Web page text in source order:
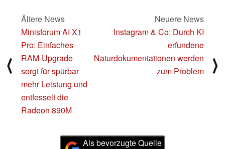
⟨
Ältere News
Minisforum AI X1
Pro: Einfaches
RAM-Upgrade
sorgt für spürbar
mehr Leistung und
entfesselt die
Radeon 890M
Neuere News
Instagram & Co: Durch KI
erfundene
Naturdokumentationen werden
zum Problem
⟩
Als bevorzugte Quelle